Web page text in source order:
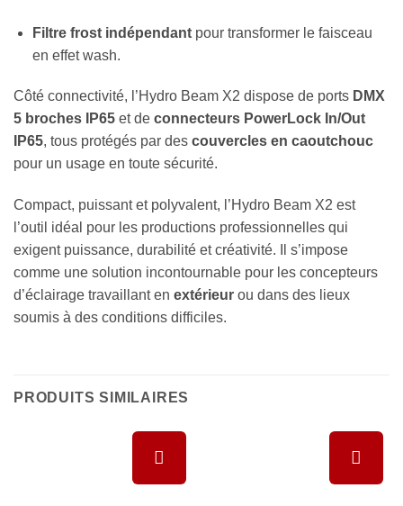
Filtre frost indépendantpour transformer le faisceau
en effet wash.
Côté connectivité, l’Hydro Beam X2 dispose de ports DMX
5 broches IP65 et de connecteurs PowerLock In/Out
IP65, tous protégés par des couvercles en caoutchouc
pour un usage en toute sécurité.
Compact, puissant et polyvalent, l’Hydro Beam X2 est
l’outil idéal pour les productions professionnelles qui
exigent puissance, durabilité et créativité. Il s’impose
comme une solution incontournable pour les concepteurs
d’éclairage travaillant en extérieur ou dans des lieux
soumis à des conditions difficiles.
PRODUITS SIMILAIRES